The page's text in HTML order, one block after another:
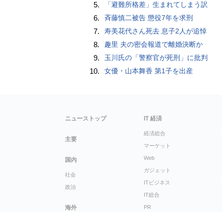
5. 「避難所格差」生まれてしまう訳
6. 斉藤慎二被告 懲役7年を求刑
7. 寿美花代さん死去 息子2人が追悼
8. 趣里 夫の密会報道で離婚決断か
9. 玉川氏の「警察官が死刑」に批判
10. 女優・山本舞香 第1子を出産
ニューストップ
主要
国内
社会
政治
海外
IT 経済
経済総合
マーケット
Web
ガジェット
ITビジネス
IT総合
PR